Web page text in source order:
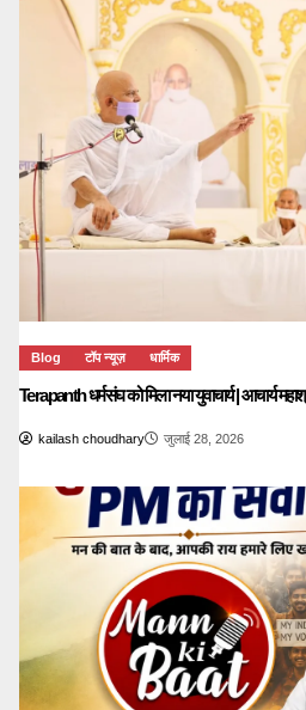
Blog टॉप न्यूज़ धार्मिक
Terapanth धर्मसंघ को मिला नया युवाचार्य | आचार्य
kailash choudhary जुलाई 28, 2026